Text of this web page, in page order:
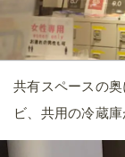
共有スペースの
ビ、共用の冷蔵庫